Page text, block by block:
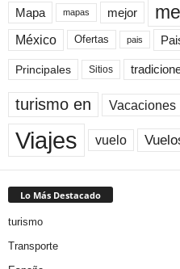
Mapa mapas mejor
México Ofertas pais
Principales Sitios
turismo en Vacaciones
Viajes vuelo
Lo Más Destacado
turismo
Transporte